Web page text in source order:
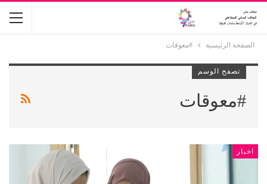
الصفحة الرئيسية #معوقات
تصفح الوسم
#معوقات
اخبار